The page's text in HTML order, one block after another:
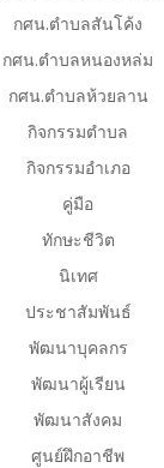
กศน.ตำบลสันโค้ง
กศน.ตำบลหนองหล่ม
กศน.ตำบลห้วยลาน
กิจกรรมตำบล
กิจกรรมอำเภอ
คู่มือ
ทักษะชีวิต
นิเทศ
ประชาสัมพันธ์
พัฒนาบุคลกร
พัฒนาผู้เรียน
พัฒนาสังคม
ศูนย์ฝึกอาชีพ